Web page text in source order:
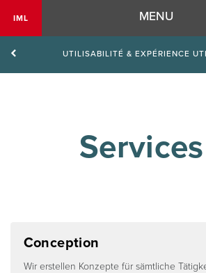
Navigation
IML MENU
UTILISABILITÉ & EXPÉRIENCE
Conception
Wir erstellen Konzepte für sämtliche